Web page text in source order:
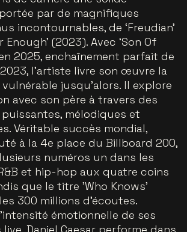
par de magnifiques
incontournables, de ‘Freudian’
Enough’ (2023). Avec ‘Son Of
2025, enchaînement parfait de
l’artiste livre son œuvre la
jusqu’alors. Il explore
avec son père à travers des
mélodiques et
Véritable succès mondial,
à la 4e place du Billboard 200,
numéros un dans les
et hip-hop aux quatre coins
que le titre 'Who Knows'
300 millions d’écoutes.
émotionnelle de ses